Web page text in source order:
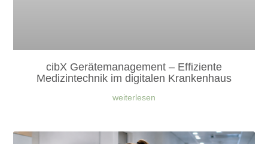
cibX Gerätemanagement – Effiziente
Medizintechnik im digitalen Krankenhaus
weiterlesen